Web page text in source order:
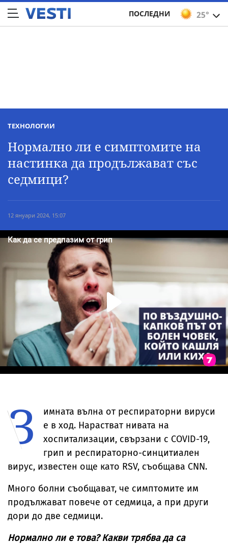
25°
ПОСЛЕДНИ
ТЕХНОЛОГИИ
Нормално ли е симптомите на
настинка да продължават със
седмици?
12 януари 2024, 15:07
З
имната вълна от респираторни вируси
е в ход. Нарастват нивата на
хоспитализации, свързани с COVID-19,
грип и респираторно-синцитиален
вирус, известен още като RSV, съобщава CNN.
Много болни съобщават, че симптомите им
продължават повече от седмица, а при други
дори до две седмици.
Нормално ли е това? Какви трябва да са